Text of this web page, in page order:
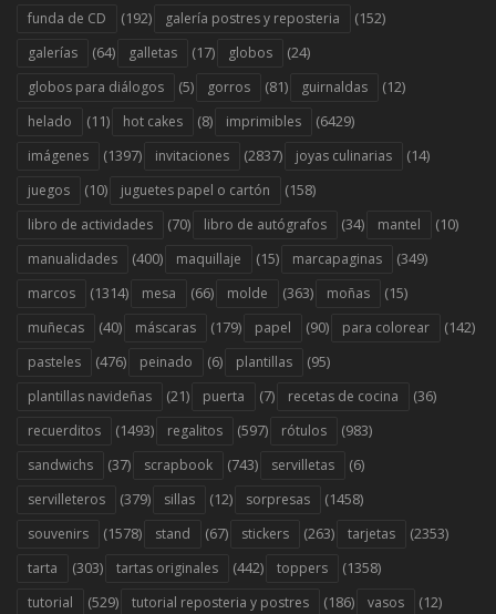
funda de CD (192) galería postres y reposteria (152)
galerías (64) galletas (17) globos (24)
globos para diálogos (5) gorros (81) guirnaldas (12)
helado (11) hot cakes (8) imprimibles (6429)
imágenes (1397) invitaciones (2837) joyas culinarias (14)
juegos (10) juguetes papel o cartón (158)
libro de actividades (70) libro de autógrafos (34) mantel (10)
manualidades (400) maquillaje (15) marcapaginas (349)
marcos (1314) mesa (66) molde (363) moñas (15)
muñecas (40) máscaras (179) papel (90) para colorear (142)
pasteles (476) peinado (6) plantillas (95)
plantillas navideñas (21) puerta (7) recetas de cocina (36)
recuerditos (1493) regalitos (597) rótulos (983)
sandwichs (37) scrapbook (743) servilletas (6)
servilleteros (379) sillas (12) sorpresas (1458)
souvenirs (1578) stand (67) stickers (263) tarjetas (2353)
tarta (303) tartas originales (442) toppers (1358)
tutorial (529) tutorial reposteria y postres (186) vasos (12)